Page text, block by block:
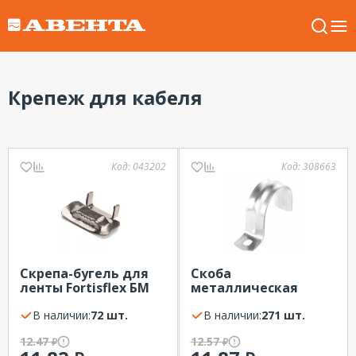
Крепеж для кабеля
Код: 043202
Скрепа-бугель для
ленты Fortisflex БМ
В наличии:
72 шт.
12.47₽
Код:308663
Скоба
металлическая
оцинкованная 48-
В наличии:
271 шт.
12.57₽